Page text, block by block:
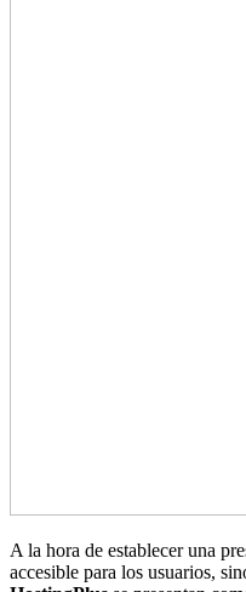
A la hora de establecer una
accesible para los usuarios,